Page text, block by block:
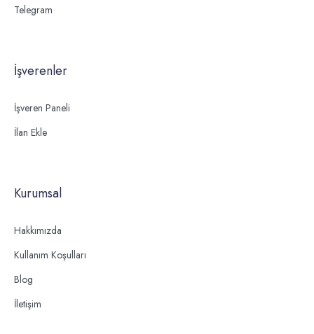
Telegram
İşverenler
İşveren Paneli
İlan Ekle
Kurumsal
Hakkımızda
Kullanım Koşulları
Blog
İletişim